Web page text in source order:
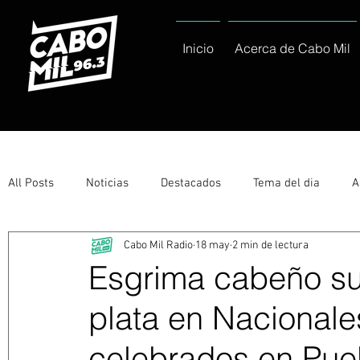
Inicio Acerca de Cabo Mil
All Posts Noticias Destacados Tema del dia
Entérate Deportes La buena del día
Ayuntamiento de Los Cabos Informa Nacionales e
Esgrima cabeño
plata en
Cabo Mil Radio 18 may 2 min de lectura